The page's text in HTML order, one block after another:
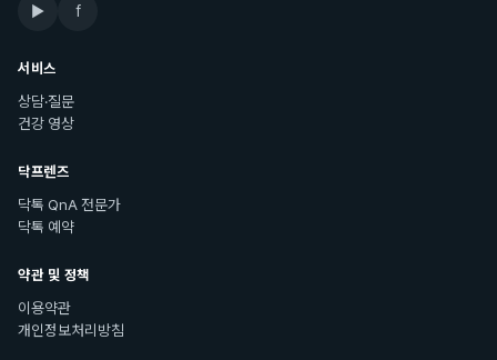
▶ f
서비스
상담·질문
건강 영상
닥프렌즈
닥톡 QnA 전문가
닥톡 예약
약관 및 정책
이용약관
개인정보처리방침